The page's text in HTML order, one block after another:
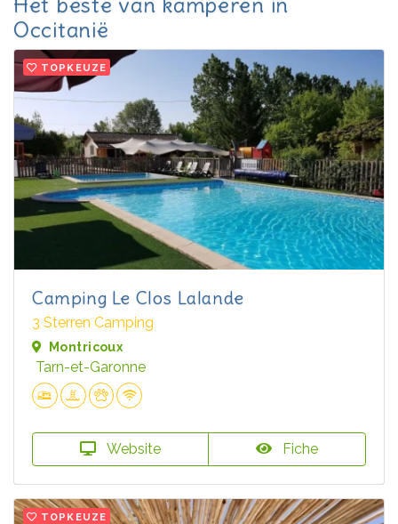
Occitanië
TOPKEUZE
Camping Le Clos Lalande
3 Sterren Camping
Montricoux
Tarn-et-Garonne
Website Fiche
TOPKEUZE